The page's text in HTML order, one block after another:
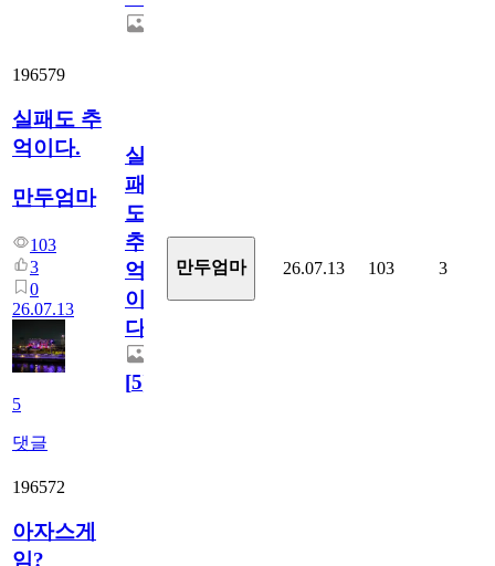
196579
실패도 추
억이다.
만두엄마
103
3
0
26.07.13
5
댓글
실
패
도
추
억
이
다.
[5]
만두엄마 26.07.13 103 3
196572
아자스게
임?